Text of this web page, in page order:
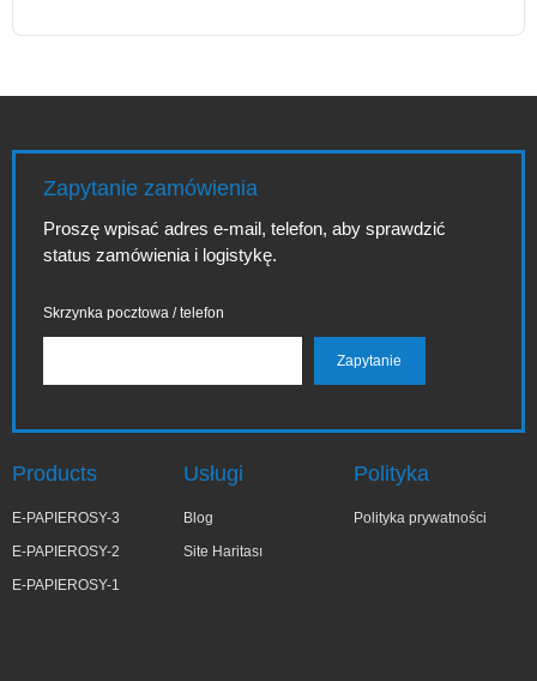
Zapytanie zamówienia
Proszę wpisać adres e-mail, telefon, aby sprawdzić
status zamówienia i logistykę.
Skrzynka pocztowa / telefon
Products
E-PAPIEROSY-3
E-PAPIEROSY-2
E-PAPIEROSY-1
Usługi
Blog
Site Haritası
Polityka
Polityka prywatności